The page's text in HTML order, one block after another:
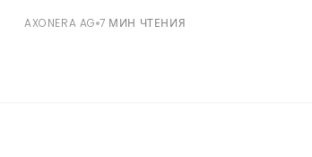
AXONERA AG 7 МИН ЧТЕНИЯ